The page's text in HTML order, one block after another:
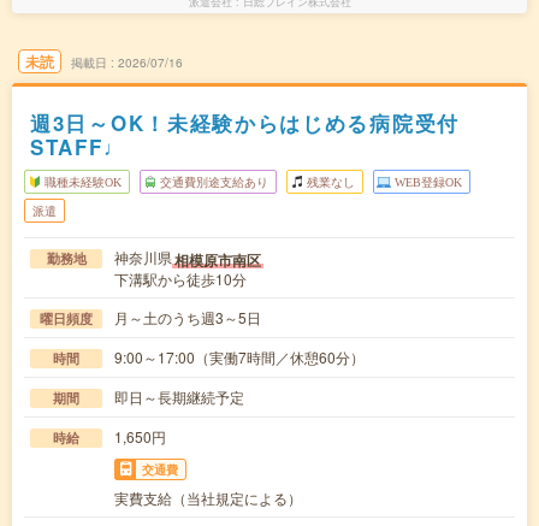
未読 掲載日 2026/07/16
週3日～OK！未経験からはじめる病院受付
STAFF♩
職種未経験OK 交通費別途支給あり 残業なし WEB登録OK
派遣
勤務地 神奈川県相模原市南区
下溝駅から徒歩10分
曜日頻度 月～土のうち週3～5日
時間 9:00～17:00（実働7時間／休憩60分）
期間 即日～長期継続予定
時給 1,650円
交通費
実費支給（当社規定による）